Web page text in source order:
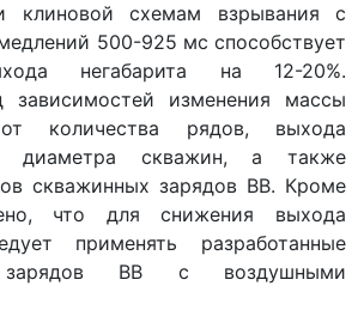
клиновой схемам взрывания с
500-925 мс способствует
негабарита на 12-20%.
зависимостей изменения массы
количества рядов, выхода
диаметра скважин, а также
скважинных зарядов ВВ. Кроме
что для снижения выхода
применять разработанные
зарядов ВВ с воздушными